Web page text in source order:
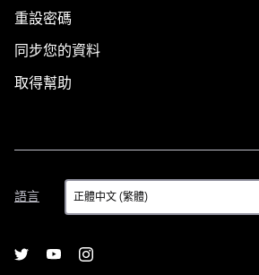
重設密碼
同步您的資料
取得幫助
語言
語
言